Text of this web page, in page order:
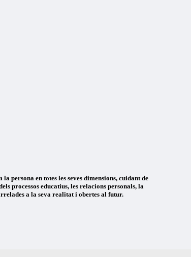
persona en totes les seves dimensions, cuidant de
processos educatius, les relacions personals, la
a la seva realitat i obertes al futur.